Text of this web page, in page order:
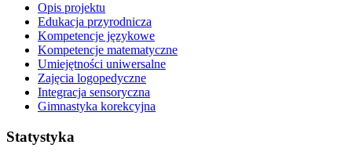
Opis projektu
Edukacja przyrodnicza
Kompetencje językowe
Kompetencje matematyczne
Umiejętności uniwersalne
Zajęcia logopedyczne
Integracja sensoryczna
Gimnastyka korekcyjna
Statystyka